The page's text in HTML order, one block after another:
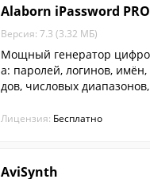
Alaborn iPassword PRO
Версия: 7.3 (3.32 МБ)
Мощный генератор
а: паролей, логинов,
дов, числовых
жений и других
Лицензия: Бесплатно
AviSynth